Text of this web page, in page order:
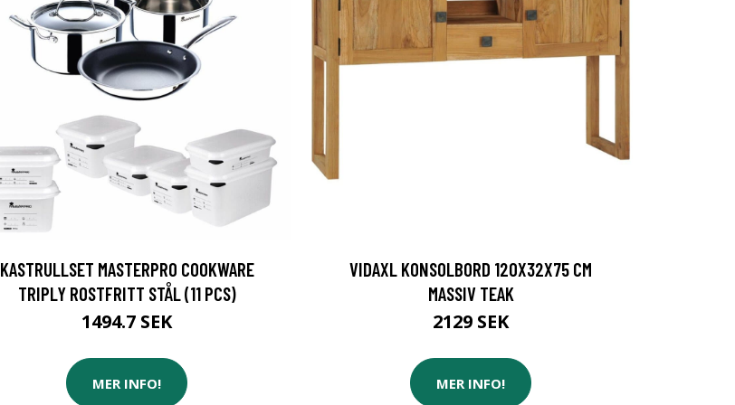
KASTRULLSET MASTERPRO COOKWARE
TRIPLY ROSTFRITT STÅL (11 PCS)
1494.7 SEK
MER INFO!
VIDAXL KONSOLBORD 120X32X75 CM
MASSIV TEAK
2129 SEK
MER INFO!